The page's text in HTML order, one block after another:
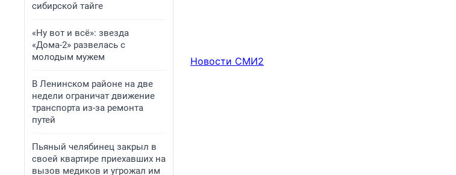
сибирской тайге
«Ну вот и всё»: звезда
«Дома-2» развелась с
молодым мужем
В Ленинском районе на две
недели ограничат движение
транспорта из-за ремонта
путей
Пьяный челябинец закрыл в
своей квартире приехавших на
вызов медиков и угрожал им
Новости СМИ2